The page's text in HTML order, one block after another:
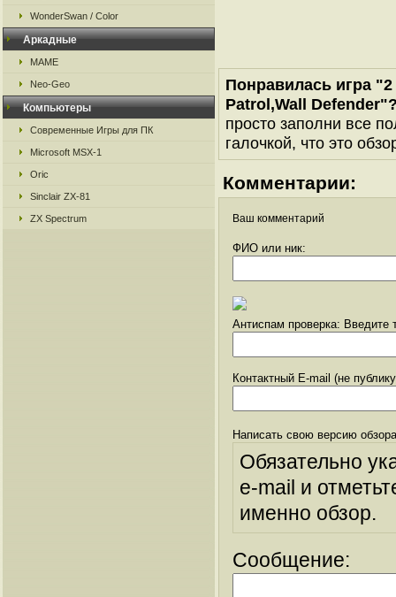
WonderSwan / Color
Аркадные
MAME
Neo-Geo
Компьютеры
Современные Игры для ПК
Microsoft MSX-1
Oric
Sinclair ZX-81
ZX Spectrum
Понравилась игра
Patrol,Wall
просто заполни все
галочкой, что это
Комментарии:
Ваш комментарий
ФИО или ник:
Антиспам проверка: Введите
Контактный E-mail (не
Написать свою версию
Обязательно
e-mail и
именно обзор.
Сообщение: